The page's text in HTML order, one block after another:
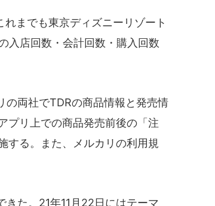
までも東京ディズニーリゾート
入店回数・会計回数・購入回数
両社でTDRの商品情報と発売情
プリ上での商品発売前後の「注
する。また、メルカリの利用規
た。21年11月22日にはテーマ